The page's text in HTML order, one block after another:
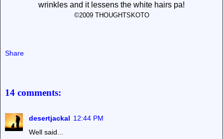
wrinkles and it lessens the white hairs pa!
©2009 THOUGHTSKOTO
Share
14 comments:
desertjackal 12:44 PM
Well said...